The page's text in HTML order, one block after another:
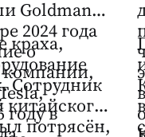
Goldman
2024 года
о
компании,
в
краха,
Сотрудник
потрясён,